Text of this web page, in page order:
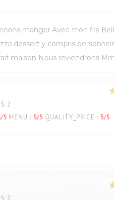
manger Avec mon fils
dessert y compris
maison Nous reviendrons
2
/5 MENU : 5/5 QUALITY_PRICE : 5/5
2